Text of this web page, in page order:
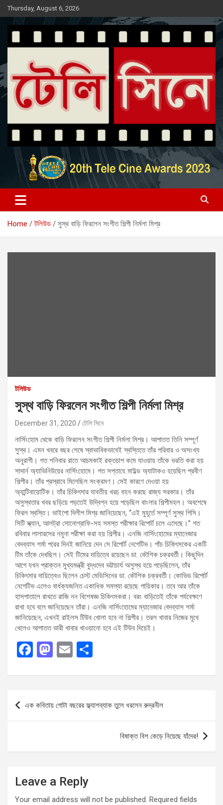
Skip
to
content
Thursday, August 6, 2026
টেলি সিনে
Entertainment News Portal
Home টলিউড সুস্থ বাড়ি ফিরলেন সংগীত শিল্পী নির্মলা মিশ্র
টলিউড
সুস্থ বাড়ি ফিরলেন সংগীত শিল্পী নির্মলা মিশ্র
December 31, 2020 টেলি সিনে
নার্সিংহোম থেকে বাড়ি ফিরলেন সংগীত শিল্পী নির্মলা মিশ্র। আপাতত তিনি সম্পূর্ণ
সুস্থ। এমন খবরে বছর শেষে স্বাভাবিকভাবেই স্বস্তিতে তাঁর পরিবার ও অসংখ্য
অনুরাগী। গত শনিবার রাতে আচমকাই রক্তচাপ কমে যাওয়ায় তাঁকে ভরতি করা হয়
সাদার্ন অ্যাভিনিউয়ের নার্সিংহোমে। গত সপ্তাহে মাইল্ড অ্যাটাকও হয়েছিল প্রবীণ
শিল্পীর। তাঁর প্রস্রাবে মিলেছিল সংক্রমণ। সেই কারণে দেওয়া হয়
অ্যান্টিবায়োটিক। তাঁর চিকিৎসার যাবতীয় খরচ বহন করছে রাজ্য সরকার। তাঁর
অসুস্থতার খবর ছড়িয়ে পড়তেই উদ্বিগ্ন হয়ে পড়েছিল বাংলার শিল্পীমহল। অবশেষে
ফিরল স্বস্তি। ভাইপো দিলীপ মিশ্র জানিয়েছেন, ‘‘এই মুহূর্তে সম্পূর্ণ সুস্থ পিসি।
সিটি স্ক্যান, আলট্রা সোনোগ্রাফি-সহ সমস্ত পরীক্ষার রিপোর্ট চলে এসেছে।” গত
রবিবার লালারসের নমুনা পরীক্ষা করা হয় শিল্পীর। এনজি নার্সিংহোমের ম্যানেজার
বেদব্যাস শর্মা পরের দিনই জানিয়ে দেন সে রিপোর্ট নেগেটিভ। পাঁচ চিকিৎসকের একটি
টিম তাঁকে দেখছিল। সেই টিমের দায়িত্বে রয়েছেন ডা. কৌশিক চক্রবর্তী। কিছুদিন
আগে যখন প্রাক্তন মুখ্যমন্ত্রী বুদ্ধদেব ভট্টাচার্য অসুস্থ হয়ে পড়েছিলেন, তাঁর
চিকিৎসার দায়িত্বেও ছিলেন চেস্ট মেডিসিনের ডা. কৌশিক চক্রবর্তী। কোভিড রিপোর্ট
নেগেটিভ এলেও বার্ধক্যজনিত একাধিক সমস্যা রয়েছে গায়িকার। তবে আর তাঁকে
হাসপাতালে রাখতে রাজি নন বিশেষজ্ঞ চিকিৎসকরা। বরং বাড়িতেই তাঁকে পর্যবেক্ষণে
রাখা হবে বলে জানিয়েছেন তাঁরা। এনজি নার্সিংহোমের ম্যানেজার বেদব্যাস শর্মা
জানিয়েছেন, এখনই রাইলস টিউব খোলা হবে না শিল্পীর। তরল খাবার নিজের মুখে
খেলেও আপাতত ভারী খাবার খাওয়ানো হবে এই টিউব দিয়েই।
F
ce
b
o
M
st
d
E
ail ar
Post
navigation
এক কবিতায় গোটা বছরের ফ্ল্যাশব্যাক তুলে ধরলেন রুদ্রনীল
বিষাক্ত বিশ কেড়ে নিয়েছে যাঁদের!
Leave a Reply
Your email address will not be published. Required fields